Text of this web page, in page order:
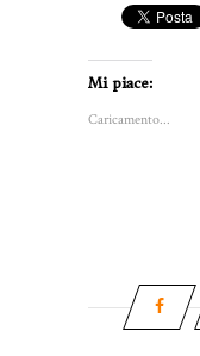
Mi piace:
Caricamento...